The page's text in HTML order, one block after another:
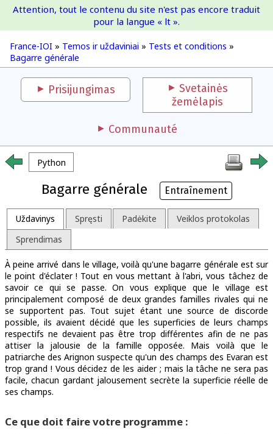
France-IOI
France-IOI » Temos ir uždaviniai » Tests et conditions »
Bagarre générale
Attention, tout le contenu du site n'est pas encore traduit
pour la langue « lt ».
Prisijungimas
Svetainės
žemėlapis
Communauté
Python
Bagarre générale Entraînement
Uždavinys Spręsti Padėkite
Veiklos protokolas
Sprendimas
À peine arrivé dans le village, voilà qu'une bagarre générale est sur
le point d'éclater ! Tout en vous mettant à l'abri, vous tâchez de
savoir ce qui se passe. On vous explique que le village est
principalement composé de deux grandes familles rivales qui ne
se supportent pas. Tout sujet étant une source de discorde
possible, ils avaient décidé que les superficies de leurs champs
respectifs ne devaient pas être trop différentes afin de ne pas
attiser la jalousie de la famille opposée. Mais voilà que le
patriarche des Arignon suspecte qu'un des champs des Evaran est
trop grand ! Vous décidez de les aider ; mais la tâche ne sera pas
facile, chacun gardant jalousement secrète la superficie réelle de
ses champs.
Ce que doit faire votre programme :